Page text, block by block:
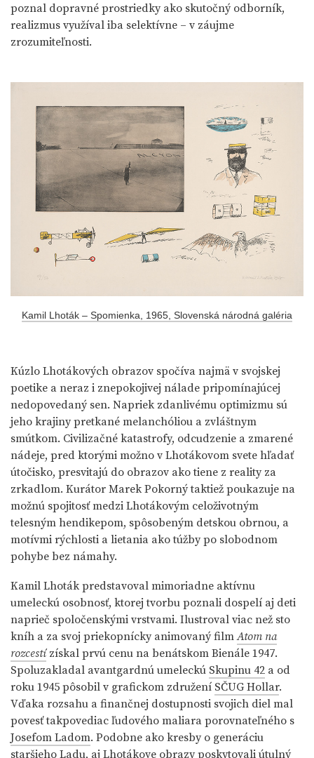
poznal dopravné prostriedky ako skutočný odborník,
realizmus využíval iba selektívne – v záujme
zrozumiteľnosti.
Kamil Lhoták – Spomienka, 1965, Slovenská národná galéria
Kúzlo Lhotákových obrazov spočíva najmä v svojskej
poetike a neraz i znepokojivej nálade pripomínajúcej
nedopovedaný sen. Napriek zdanlivému optimizmu sú
jeho krajiny pretkané melanchóliou a zvláštnym
smútkom. Civilizačné katastrofy, odcudzenie a zmarené
nádeje, pred ktorými možno v Lhotákovom svete hľadať
útočisko, presvitajú do obrazov ako tiene z reality za
zrkadlom. Kurátor Marek Pokorný taktiež poukazuje na
možnú spojitosť medzi Lhotákovým celoživotným
telesným hendikepom, spôsobeným detskou obrnou, a
motívmi rýchlosti a lietania ako túžby po slobodnom
pohybe bez námahy.
Kamil Lhoták predstavoval mimoriadne aktívnu
umeleckú osobnosť, ktorej tvorbu poznali dospelí aj deti
naprieč spoločenskými vrstvami. Ilustroval viac než sto
kníh a za svoj priekopnícky animovaný filmAtom na
rozcestízískal prvú cenu na benátskom Bienále 1947.
Spoluzakladal avantgardnú umeleckú Skupinu 42 a od
roku 1945 pôsobil v grafickom združení SČUG Hollar.
Vďaka rozsahu a finančnej dostupnosti svojich diel mal
povesť takpovediac ľudového maliara porovnateľného s
Josefom Ladom. Podobne ako kresby o generáciu
staršieho Ladu, aj Lhotákove obrazy poskytovali útulný